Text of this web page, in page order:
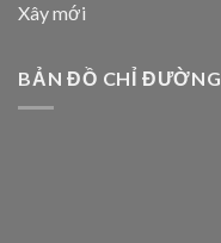
Xây mới
BẢN ĐỒ CHỈ ĐƯỜNG